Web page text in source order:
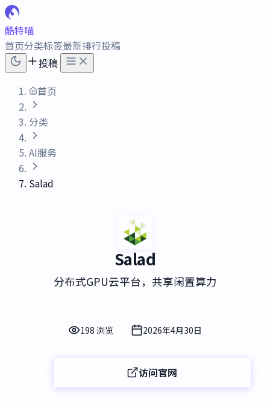
酷特喵
首页分类标签最新排行投稿
投稿
首页
分类
AI服务
Salad
Salad
分布式GPU云平台，共享闲置算力
198 浏览 2026年4月30日
访问官网